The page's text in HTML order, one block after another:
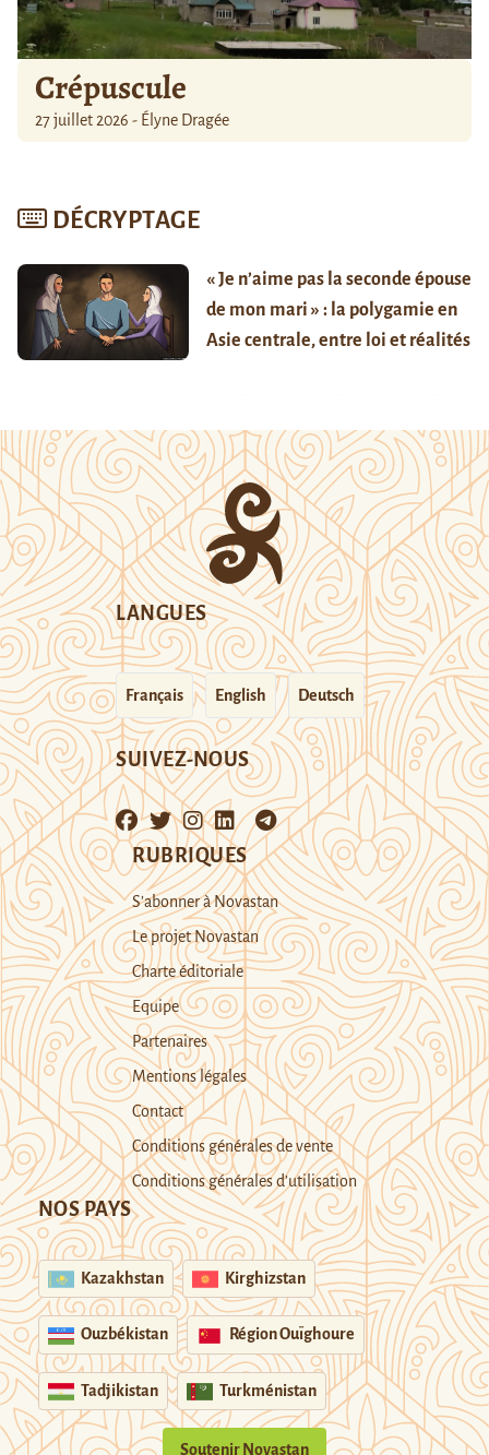
Crépuscule
27 juillet 2026 - Élyne Dragée
DÉCRYPTAGE
« Je n’aime pas la seconde épouse
de mon mari » : la polygamie en
Asie centrale, entre loi et réalités
LANGUES
Français English Deutsch
SUIVEZ-NOUS
RUBRIQUES
S’abonner à Novastan
Le projet Novastan
Charte éditoriale
Equipe
Partenaires
Mentions légales
Contact
Conditions générales de vente
Conditions générales d’utilisation
NOS PAYS
Kazakhstan Kirghizstan
Ouzbékistan Région Ouïghoure
Tadjikistan Turkménistan
Soutenir Novastan